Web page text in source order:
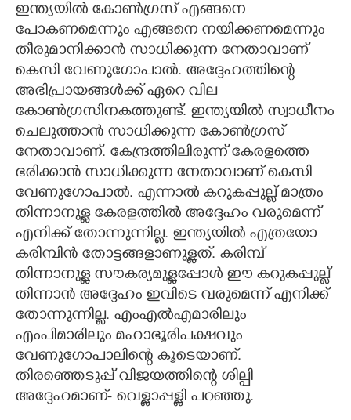
ഇന്ത്യയിൽ കോൺഗ്രസ് എങ്ങനെ
പോകണമെന്നും എങ്ങനെ നയിക്കണമെന്നും
തീരുമാനിക്കാൻ സാധിക്കുന്ന നേതാവാണ്
കെസി വേണുഗോപാൽ. അദ്ദേഹത്തിന്റെ
അഭിപ്രായങ്ങൾക്ക് ഏറെ വില
കോൺഗ്രസിനകത്തുണ്ട്. ഇന്ത്യയിൽ സ്വാധീനം
ചെലുത്താൻ സാധിക്കുന്ന കോൺഗ്രസ്
നേതാവാണ്. കേന്ദ്രത്തിലിരുന്ന് കേരളത്തെ
ഭരിക്കാൻ സാധിക്കുന്ന നേതാവാണ് കെസി
വേണുഗോപാൽ. എന്നാൽ കറുകപ്പുല്ല് മാത്രം
തിന്നാനുള്ള കേരളത്തിൽ അദ്ദേഹം വരുമെന്ന്
എനിക്ക് തോന്നുന്നില്ല. ഇന്ത്യയിൽ എത്രയോ
കരിമ്പിൻ തോട്ടങ്ങളാണുള്ളത്. കരിമ്പ്
തിന്നാനുള്ള സൗകര്യമുള്ളപ്പോൾ ഈ കറുകപ്പുല്ല്
തിന്നാൻ അദ്ദേഹം ഇവിടെ വരുമെന്ന് എനിക്ക്
തോന്നുന്നില്ല. എംഎൽഎമാരിലും
എംപിമാരിലും മഹാഭൂരിപക്ഷവും
വേണുഗോപാലിന്റെ കൂടെയാണ്.
തിരഞ്ഞെടുപ്പ് വിജയത്തിന്റെ ശില്പി
അദ്ദേഹമാണ്- വെള്ളാപ്പള്ളി പറഞ്ഞു.